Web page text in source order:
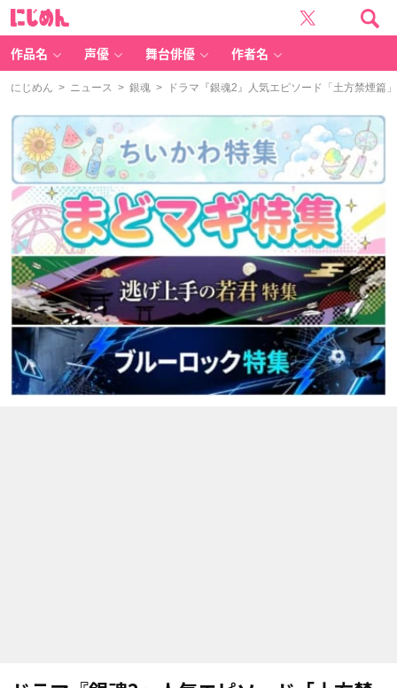
作品名 声優 舞台俳優 作者名
にじめん > ニュース > 銀魂 > ドラマ『銀魂2』人気エピソード「土方禁煙篇